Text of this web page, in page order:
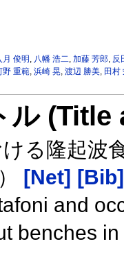
月 俊明 , 八幡 浩二,加藤 芳郎, 反
野 重範, 浜崎 晃, 渡辺 勝美, 田村
ル
る隆起波
[Net] [Bib]
and
benches